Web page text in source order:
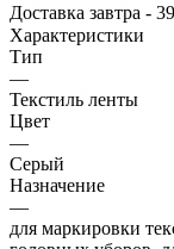
Доставка завтра -
Характеристики
Тип
—
Текстиль ленты
Цвет
—
Серый
Назначение
—
для маркировки